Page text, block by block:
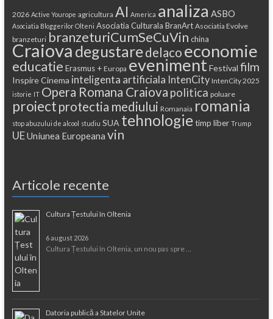
2026 Active Yourope agricultura AI America analiza ASBO
Asociatia Bloggerilor Olteni Asociatia Culturala BranArt Asociatia Evolve
branzeturi branzeturiCumSeCuVin china
Craiova degustaredelaco economie
educatie Erasmus + Europa eveniment Festival film
Inspire Cinema inteligenta artificiala IntenCity IntenCity 2025
istorie IT Opera Romana Craiova politica poluare
proiect protectia mediului Romanaia romania
stop abuzului de alcool studiu SUA tehnologie timp liber Trump
UEUniunea Europeana vin
Articole recente
Cultura Țestului în Oltenia
6 august 2026
Cultura Țestului în Oltenia, un nou pas spre …
Datoria publică a Statelor Unite